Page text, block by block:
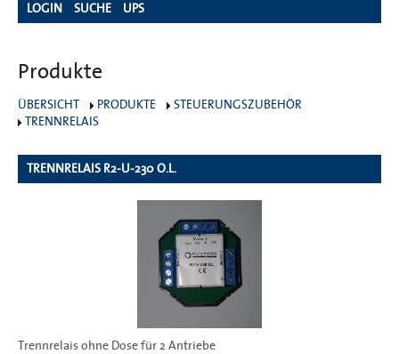
LOGIN SUCHE UPS
Produkte
ÜBERSICHT PRODUKTE
STEUERUNGSZUBEHÖR
TRENNRELAIS
TRENNRELAIS R2-U-230 O.L.
Trennrelais ohne Dose für 2 Antriebe